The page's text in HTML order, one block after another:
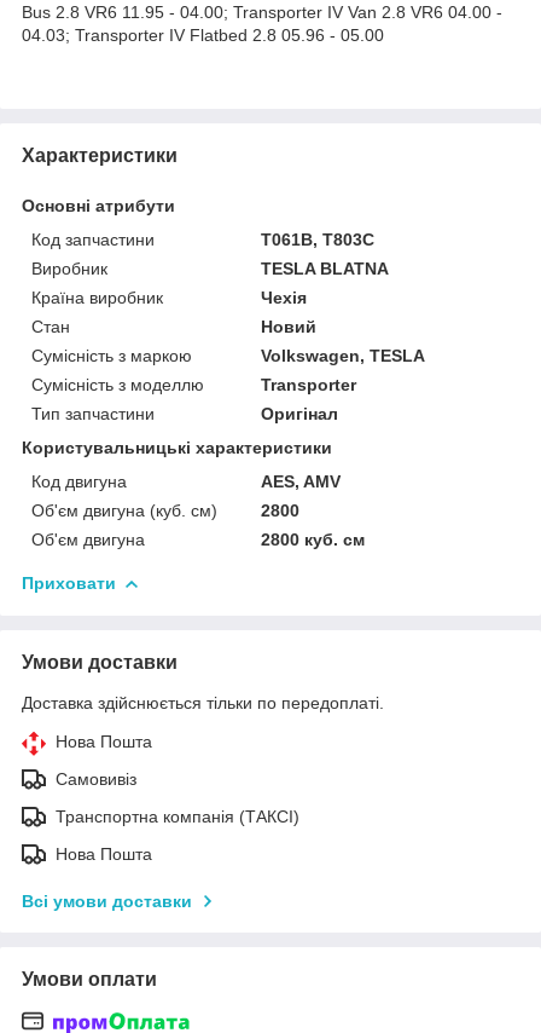
Bus 2.8 VR6 11.95 - 04.00; Transporter IV Van 2.8 VR6 04.00 -
04.03; Transporter IV Flatbed 2.8 05.96 - 05.00
Характеристики
Основні атрибути
Код запчастини
T061B, T803C
Виробник
TESLA BLATNA
Країна виробник
Чехія
Стан
Новий
Сумісність з маркою
Volkswagen, TESLA
Сумісність з моделлю
Transporter
Тип запчастини
Оригінал
Користувальницькі характеристики
Код двигуна
AES, AMV
Об'єм двигуна (куб. см)
2800
Об'єм двигуна
2800 куб. cм
Приховати
Умови доставки
Доставка здійснюється тільки по передоплаті.
Нова Пошта
Самовивіз
Транспортна компанія (ТАКСІ)
Нова Пошта
Всі умови доставки
Умови оплати